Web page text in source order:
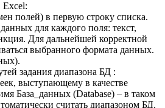
Excel:
полей) в первую строку списка.
для каждого поля: текст,
Для дальнейшей корректной
выбранного формата данных.
задания диапазона БД :
выступающему в качестве
База_данных (Database) – в таком
считать диапазоном БД.